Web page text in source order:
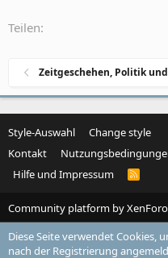
Gestartet von Edd741
Kriege, Krisen und
Teilen:
Zeitgeschehen, Politik
Style-Auswahl
Change style
Kontakt
Hilfe und Impressum
R
Community platform by XenForo
Diese Seite verwendet Cookies,
nach der Registrierung